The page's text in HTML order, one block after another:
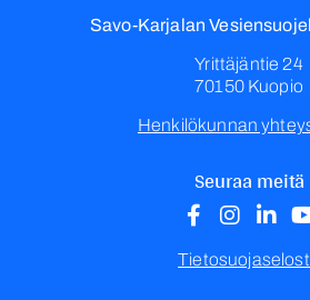
Savo-Karjalan
Yrittäjäntie 24
70150 Kuopio
Henkilökunnan
Seuraa meitä